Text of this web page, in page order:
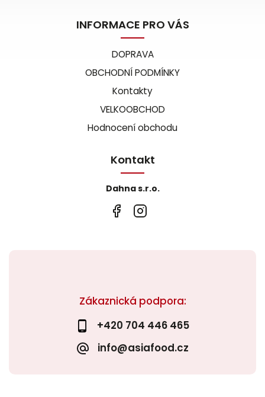
Zákaznická podpora:
+420 704 446 465
info@asiafood.cz
INFORMACE PRO VÁS
DOPRAVA
OBCHODNÍ PODMÍNKY
Kontakty
VELKOOBCHOD
Hodnocení obchodu
Kontakt
Dahna s.r.o.